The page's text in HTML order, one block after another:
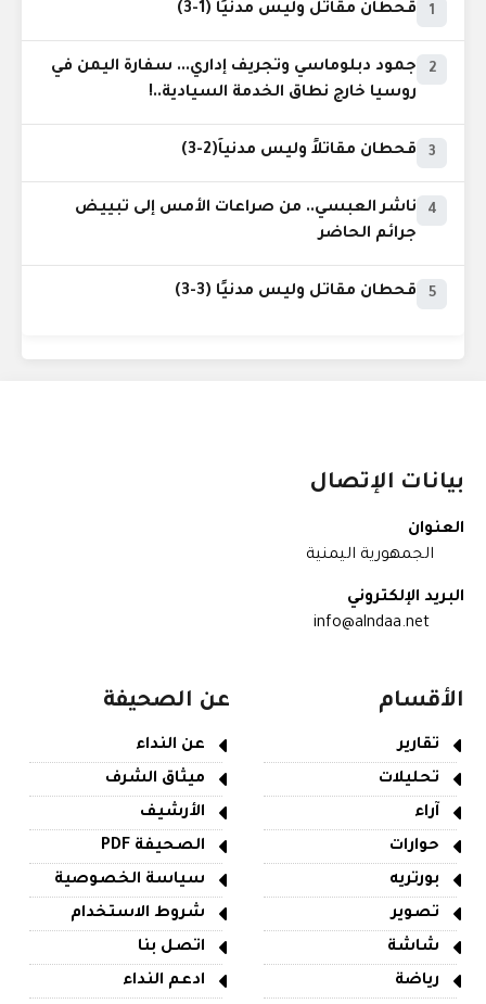
1 قحطان مقاتل وليس مدنيًا (1-3)
2
جمود دبلوماسي وتجريف إداري... سفارة اليمن في
روسيا خارج نطاق الخدمة السيادية..!
3 قحطان مقاتلاً وليس مدنياً(2-3)
4
ناشر العبسي.. من صراعات الأمس إلى تبييض
جرائم الحاضر
5 قحطان مقاتل وليس مدنيًا (3-3)
بيانات الإتصال
العنوان
الجمهورية اليمنية
البريد الإلكتروني
info@alndaa.net
الأقسام
تقارير
تحليلات
آراء
حوارات
بورتريه
تصوير
شاشة
رياضة
عن الصحيفة
عن النداء
ميثاق الشرف
الأرشيف
الصحيفة PDF
سياسة الخصوصية
شروط الاستخدام
اتصل بنا
ادعم النداء